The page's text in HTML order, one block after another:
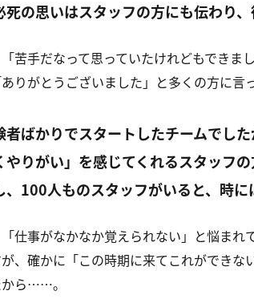
死の思いはスタッフの方にも伝わり
「苦手だなって思っていたけれどもでき
りがとうございました」と多くの方に言
者ばかりでスタートしたチームでし
やりがい」を感じてくれるスタッフ
、100人ものスタッフがいると、時
「仕事がなかなか覚えられない」と悩ま
、確かに「この時期に来てこれができ
から……。